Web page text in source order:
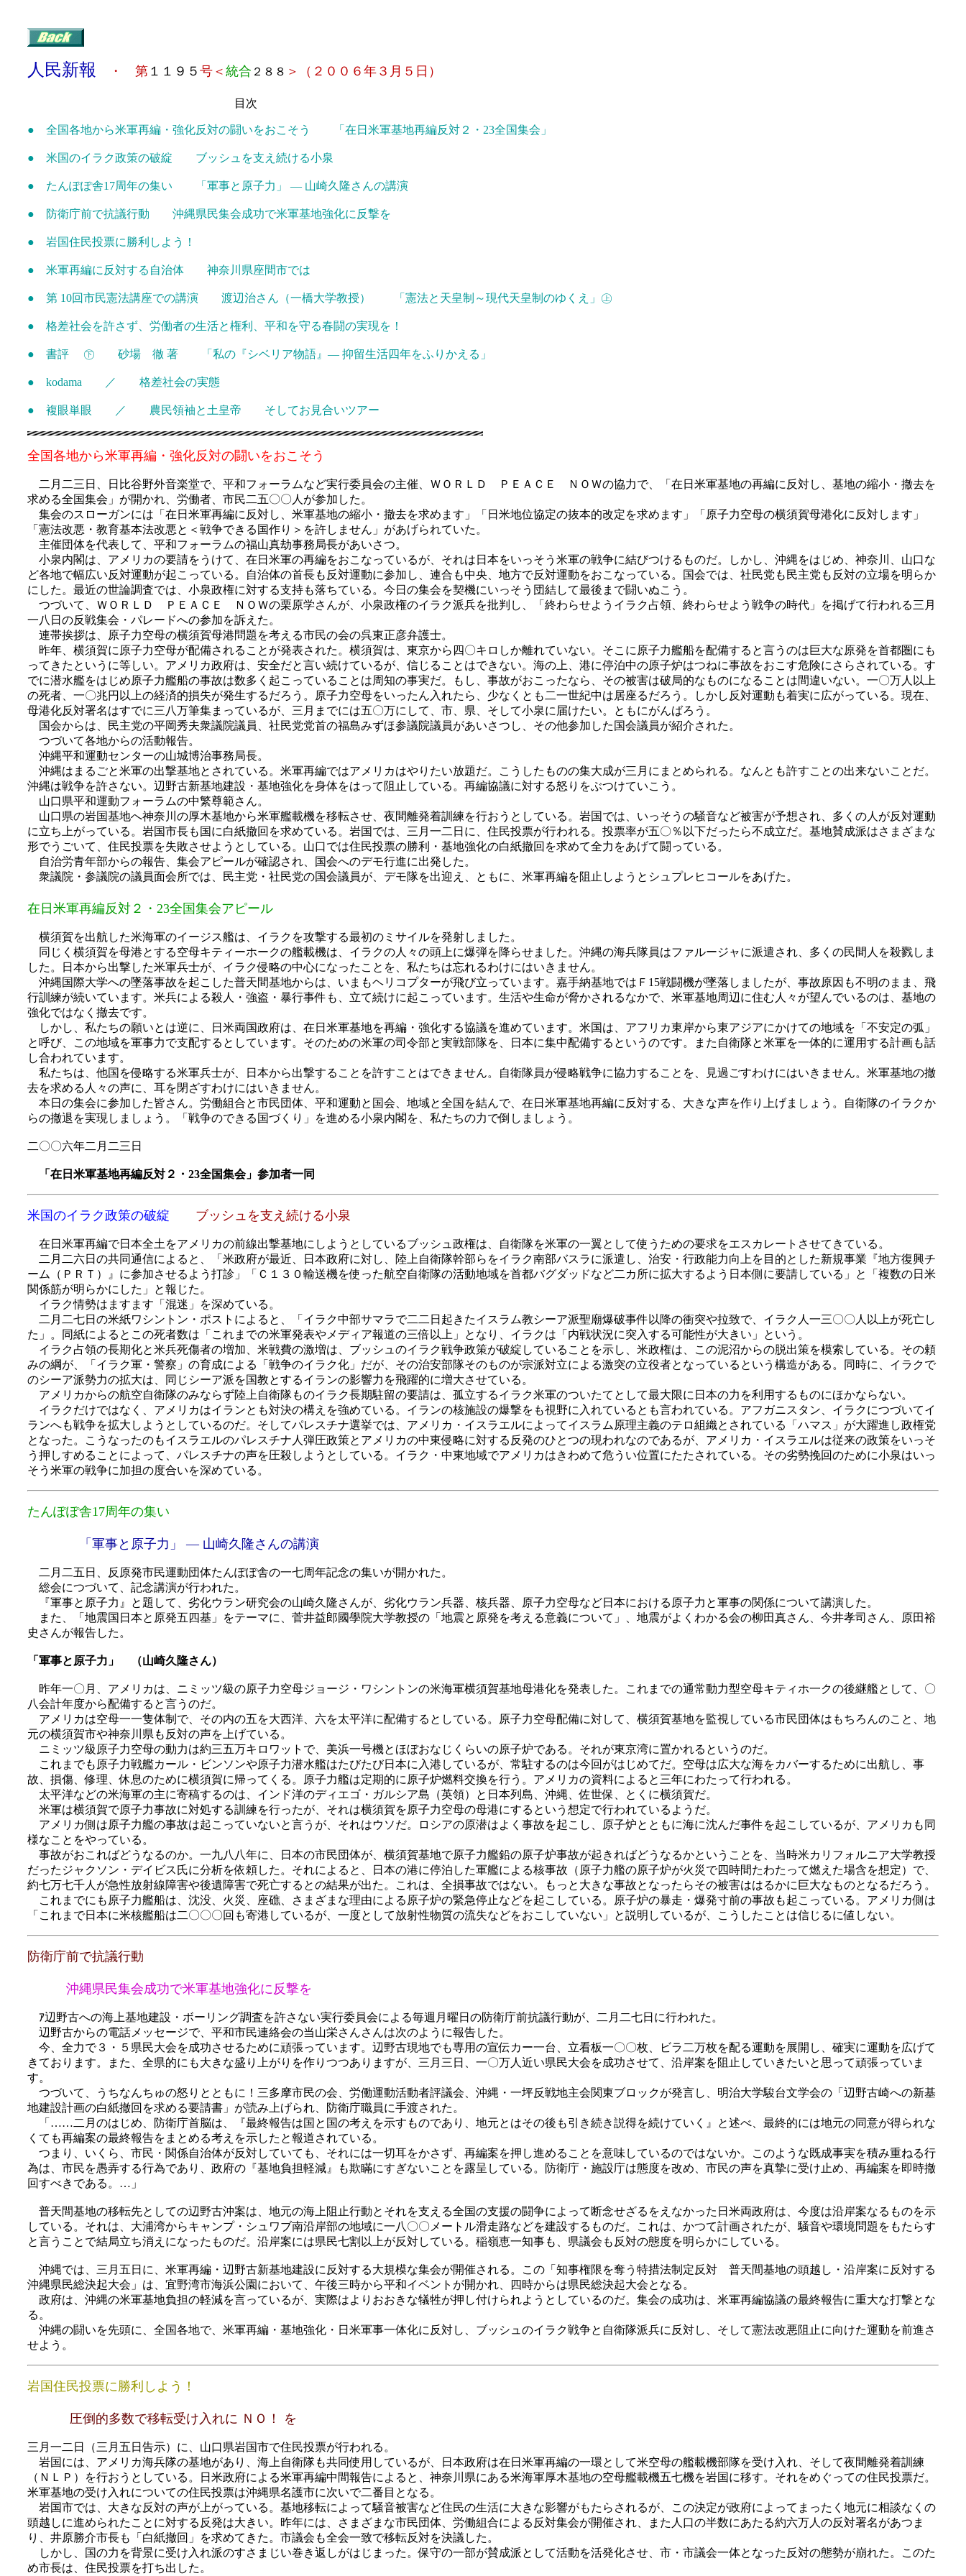
人民新報 ・ 第１１９５ 号＜ 統合 ２８８ ＞ （２００６年３月５日）
目次
● 全国各地から米軍再編・強化反対の闘いをおこそう 「在日米軍基地再編反対２・23全国集会」
● 米国のイラク政策の破綻 ブッシュを支え続ける小泉
● たんぽぽ舎17周年の集い 「軍事と原子力」 ― 山崎久隆さんの講演
● 防衛庁前で抗議行動 沖縄県民集会成功で米軍基地強化に反撃を
● 岩国住民投票に勝利しよう！
● 米軍再編に反対する自治体 神奈川県座間市では
● 第 10回市民憲法講座での講演 渡辺治さん（一橋大学教授） 「憲法と天皇制～現代天皇制のゆくえ」㊤
● 格差社会を許さず、労働者の生活と権利、平和を守る春闘の実現を！
● 書評 ㊦ 砂場 徹 著 「私の『シベリア物語』― 抑留生活四年をふりかえる」
● kodama ／ 格差社会の実態
● 複眼単眼 ／ 農民領袖と土皇帝 そしてお見合いツアー
全国各地から米軍再編・強化反対の闘いをおこそう
二月二三日、日比谷野外音楽堂で、平和フォーラムなど実行委員会の主催、ＷＯＲＬＤ ＰＥＡＣＥ ＮＯＷの協力で、「在日米軍基地の再編に反対し、基地の縮小・撤去を
求める全国集会」が開かれ、労働者、市民二五〇〇人が参加した。
集会のスローガンには「在日米軍再編に反対し、米軍基地の縮小・撤去を求めます」「日米地位協定の抜本的改定を求めます」「原子力空母の横須賀母港化に反対します」
「憲法改悪・教育基本法改悪と＜戦争できる国作り＞を許しません」があげられていた。
主催団体を代表して、平和フォーラムの福山真劫事務局長があいさつ。
小泉内閣は、アメリカの要請をうけて、在日米軍の再編をおこなっているが、それは日本をいっそう米軍の戦争に結びつけるものだ。しかし、沖縄をはじめ、神奈川、山口な
ど各地で幅広い反対運動が起こっている。自治体の首長も反対運動に参加し、連合も中央、地方で反対運動をおこなっている。国会では、社民党も民主党も反対の立場を明らか
にした。最近の世論調査では、小泉政権に対する支持も落ちている。今日の集会を契機にいっそう団結して最後まで闘いぬこう。
つづいて、ＷＯＲＬＤ ＰＥＡＣＥ ＮＯＷの栗原学さんが、小泉政権のイラク派兵を批判し、「終わらせようイラク占領、終わらせよう戦争の時代」を掲げて行われる三月
一八日の反戦集会・パレードへの参加を訴えた。
連帯挨拶は、原子力空母の横須賀母港問題を考える市民の会の呉東正彦弁護士。
昨年、横須賀に原子力空母が配備されることが発表された。横須賀は、東京から四〇キロしか離れていない。そこに原子力艦船を配備すると言うのは巨大な原発を首都圏にも
ってきたというに等しい。アメリカ政府は、安全だと言い続けているが、信じることはできない。海の上、港に停泊中の原子炉はつねに事故をおこす危険にさらされている。す
でに潜水艦をはじめ原子力艦船の事故は数多く起こっていることは周知の事実だ。もし、事故がおこったなら、その被害は破局的なものになることは間違いない。一〇万人以上
の死者、一〇兆円以上の経済的損失が発生するだろう。原子力空母をいったん入れたら、少なくとも二一世紀中は居座るだろう。しかし反対運動も着実に広がっている。現在、
母港化反対署名はすでに三八万筆集まっているが、三月までには五〇万にして、市、県、そして小泉に届けたい。ともにがんばろう。
国会からは、民主党の平岡秀夫衆議院議員、社民党党首の福島みずほ参議院議員があいさつし、その他参加した国会議員が紹介された。
つづいて各地からの活動報告。
沖縄平和運動センターの山城博治事務局長。
沖縄はまるごと米軍の出撃基地とされている。米軍再編ではアメリカはやりたい放題だ。こうしたものの集大成が三月にまとめられる。なんとも許すことの出来ないことだ。
沖縄は戦争を許さない。辺野古新基地建設・基地強化を身体をはって阻止している。再編協議に対する怒りをぶつけていこう。
山口県平和運動フォーラムの中繁尊範さん。
山口県の岩国基地へ神奈川の厚木基地から米軍艦載機を移転させ、夜間離発着訓練を行おうとしている。岩国では、いっそうの騒音など被害が予想され、多くの人が反対運動
に立ち上がっている。岩国市長も国に白紙撤回を求めている。岩国では、三月一二日に、住民投票が行われる。投票率が五〇％以下だったら不成立だ。基地賛成派はさまざまな
形でうごいて、住民投票を失敗させようとしている。山口では住民投票の勝利・基地強化の白紙撤回を求めて全力をあげて闘っている。
自治労青年部からの報告、集会アピールが確認され、国会へのデモ行進に出発した。
衆議院・参議院の議員面会所では、民主党・社民党の国会議員が、デモ隊を出迎え、ともに、米軍再編を阻止しようとシュプレヒコールをあげた。
在日米軍再編反対２・23全国集会アピール
横須賀を出航した米海軍のイージス艦は、イラクを攻撃する最初のミサイルを発射しました。
同じく横須賀を母港とする空母キティーホークの艦載機は、イラクの人々の頭上に爆弾を降らせました。沖縄の海兵隊員はファルージャに派遣され、多くの民間人を殺戮しま
した。日本から出撃した米軍兵士が、イラク侵略の中心になったことを、私たちは忘れるわけにはいきません。
沖縄国際大学への墜落事故を起こした普天間基地からは、いまもヘリコプターが飛び立っています。嘉手納基地ではＦ15戦闘機が墜落しましたが、事故原因も不明のまま、飛
行訓練が続いています。米兵による殺人・強盗・暴行事件も、立て続けに起こっています。生活や生命が脅かされるなかで、米軍基地周辺に住む人々が望んでいるのは、基地の
強化ではなく撤去です。
しかし、私たちの願いとは逆に、日米両国政府は、在日米軍基地を再編・強化する協議を進めています。米国は、アフリカ東岸から東アジアにかけての地域を「不安定の弧」
と呼び、この地域を軍事力で支配するとしています。そのための米軍の司令部と実戦部隊を、日本に集中配備するというのです。また自衛隊と米軍を一体的に運用する計画も話
し合われています。
私たちは、他国を侵略する米軍兵士が、日本から出撃することを許すことはできません。自衛隊員が侵略戦争に協力することを、見過ごすわけにはいきません。米軍基地の撤
去を求める人々の声に、耳を閉ざすわけにはいきません。
本日の集会に参加した皆さん。労働組合と市民団体、平和運動と国会、地域と全国を結んで、在日米軍基地再編に反対する、大きな声を作り上げましょう。自衛隊のイラクか
らの撤退を実現しましょう。「戦争のできる国づくり」を進める小泉内閣を、私たちの力で倒しましょう。
二〇〇六年二月二三日
「在日米軍基地再編反対２・23全国集会」参加者一同
米国のイラク政策の破綻 ブッシュを支え続ける小泉
在日米軍再編で日本全土をアメリカの前線出撃基地にしようとしているブッシュ政権は、自衛隊を米軍の一翼として使うための要求をエスカレートさせてきている。
二月二六日の共同通信によると、「米政府が最近、日本政府に対し、陸上自衛隊幹部らをイラク南部バスラに派遣し、治安・行政能力向上を目的とした新規事業『地方復興チ
ーム（ＰＲＴ）』に参加させるよう打診」「Ｃ１３０輸送機を使った航空自衛隊の活動地域を首都バグダッドなど二カ所に拡大するよう日本側に要請している」と「複数の日米
関係筋が明らかにした」と報じた。
イラク情勢はますます「混迷」を深めている。
二月二七日の米紙ワシントン・ポストによると、「イラク中部サマラで二二日起きたイスラム教シーア派聖廟爆破事件以降の衝突や拉致で、イラク人一三〇〇人以上が死亡し
た」。同紙によるとこの死者数は「これまでの米軍発表やメディア報道の三倍以上」となり、イラクは「内戦状況に突入する可能性が大きい」という。
イラク占領の長期化と米兵死傷者の増加、米戦費の激増は、ブッシュのイラク戦争政策が破綻していることを示し、米政権は、この泥沼からの脱出策を模索している。その頼
みの綱が、「イラク軍・警察」の育成による「戦争のイラク化」だが、その治安部隊そのものが宗派対立による激突の立役者となっているという構造がある。同時に、イラクで
のシーア派勢力の拡大は、同じシーア派を国教とするイランの影響力を飛躍的に増大させている。
アメリカからの航空自衛隊のみならず陸上自衛隊ものイラク長期駐留の要請は、孤立するイラク米軍のついたてとして最大限に日本の力を利用するものにほかならない。
イラクだけではなく、アメリカはイランとも対決の構えを強めている。イランの核施設の爆撃をも視野に入れているとも言われている。アフガニスタン、イラクにつづいてイ
ランへも戦争を拡大しようとしているのだ。そしてパレスチナ選挙では、アメリカ・イスラエルによってイスラム原理主義のテロ組織とされている「ハマス」が大躍進し政権党
となった。こうなったのもイスラエルのパレスチナ人弾圧政策とアメリカの中東侵略に対する反発のひとつの現われなのであるが、アメリカ・イスラエルは従来の政策をいっそ
う押しすめることによって、パレスチナの声を圧殺しようとしている。イラク・中東地域でアメリカはきわめて危うい位置にたたされている。その劣勢挽回のために小泉はいっ
そう米軍の戦争に加担の度合いを深めている。
たんぽぽ舎17周年の集い
「軍事と原子力」 ― 山崎久隆さんの講演
二月二五日、反原発市民運動団体たんぽぽ舎の一七周年記念の集いが開かれた。
総会につづいて、記念講演が行われた。
『軍事と原子力』と題して、劣化ウラン研究会の山崎久隆さんが、劣化ウラン兵器、核兵器、原子力空母など日本における原子力と軍事の関係について講演した。
また、「地震国日本と原発五四基」をテーマに、菅井益郎國學院大学教授の「地震と原発を考える意義について」、地震がよくわかる会の柳田真さん、今井孝司さん、原田裕
史さんが報告した。
「軍事と原子力」 （山崎久隆さん）
昨年一〇月、アメリカは、ニミッツ級の原子力空母ジョージ・ワシントンの米海軍横須賀基地母港化を発表した。これまでの通常動力型空母キティホ一クの後継艦として、〇
八会計年度から配備すると言うのだ。
アメリカは空母一一隻体制で、その内の五を大西洋、六を太平洋に配備するとしている。原子力空母配備に対して、横須賀基地を監視している市民団体はもちろんのこと、地
元の横須賀市や神奈川県も反対の声を上げている。
ニミッツ級原子力空母の動力は約三五万キロワットで、美浜一号機とほぼおなじくらいの原子炉である。それが東京湾に置かれるというのだ。
これまでも原子力戦艦カール・ビンソンや原子力潜水艦はたびたび日本に入港しているが、常駐するのは今回がはじめてだ。空母は広大な海をカバーするために出航し、事
故、損傷、修理、休息のために横須賀に帰ってくる。原子力艦は定期的に原子炉燃料交換を行う。アメリカの資料によると三年にわたって行われる。
太平洋などの米海軍の主に寄稿するのは、インド洋のディエゴ・ガルシア島（英領）と日本列島、沖縄、佐世保、とくに横須賀だ。
米軍は横須賀で原子力事故に対処する訓練を行ったが、それは横須賀を原子力空母の母港にするという想定で行われているようだ。
アメリカ側は原子力艦の事故は起こっていないと言うが、それはウソだ。ロシアの原潜はよく事故を起こし、原子炉とともに海に沈んだ事件を起こしているが、アメリカも同
様なことをやっている。
事故がおこればどうなるのか。一九八八年に、日本の市民団体が、横須賀基地で原子力艦鉛の原子炉事故が起きればどうなるかということを、当時米カリフォルニア大学教授
だったジャクソン・デイビス氏に分析を依頼した。それによると、日本の港に停泊した軍艦による核事故（原子力艦の原子炉が火災で四時間たわたって燃えた場含を想定）で、
約七万七千人が急性放射線障害や後遺障害で死亡するとの結果が出た。これは、全損事故ではない。もっと大きな事故となったらその被害ははるかに巨大なものとなるだろう。
これまでにも原子力艦船は、沈没、火災、座礁、さまざまな理由による原子炉の緊急停止などを起こしている。原子炉の暴走・爆発寸前の事故も起こっている。アメリカ側は
「これまで日本に米核艦船は二〇〇〇回も寄港しているが、一度として放射性物質の流失などをおこしていない」と説明しているが、こうしたことは信じるに値しない。
防衛庁前で抗議行動
沖縄県民集会成功で米軍基地強化に反撃を
ｱ辺野古への海上基地建設・ボーリング調査を許さない実行委員会による毎週月曜日の防衛庁前抗議行動が、二月二七日に行われた。
辺野古からの電話メッセージで、平和市民連絡会の当山栄さんさんは次のように報告した。
今、全力で３・５県民大会を成功させるために頑張っています。辺野古現地でも専用の宣伝カー一台、立看板一〇〇枚、ビラ二万枚を配る運動を展開し、確実に運動を広げて
きております。また、全県的にも大きな盛り上がりを作りつつありますが、三月三日、一〇万人近い県民大会を成功させて、沿岸案を阻止していきたいと思って頑張っていま
す。
つづいて、うちなんちゅの怒りとともに！三多摩市民の会、労働運動活動者評議会、沖縄・一坪反戦地主会関東ブロックが発言し、明治大学駿台文学会の「辺野古崎への新基
地建設計画の白紙撤回を求める要請書」が読み上げられ、防衛庁職員に手渡された。
「……二月のはじめ、防衛庁首脳は、『最終報告は国と国の考えを示すものであり、地元とはその後も引き続き説得を続けていく』と述べ、最終的には地元の同意が得られな
くても再編案の最終報告をまとめる考えを示したと報道されている。
つまり、いくら、市民・関係自治体が反対していても、それには一切耳をかさず、再編案を押し進めることを意味しているのではないか。このような既成事実を積み重ねる行
為は、市民を愚弄する行為であり、政府の『基地負担軽減』も欺瞞にすぎないことを露呈している。防衛庁・施設庁は態度を改め、市民の声を真摯に受け止め、再編案を即時撤
回すべきである。…」
普天間基地の移転先としての辺野古沖案は、地元の海上阻止行動とそれを支える全国の支援の闘争によって断念せざるをえなかった日米両政府は、今度は沿岸案なるものを示
している。それは、大浦湾からキャンプ・シュワブ南沿岸部の地域に一八〇〇メートル滑走路などを建設するものだ。これは、かつて計画されたが、騒音や環境問題をもたらす
と言うことで結局立ち消えになったものだ。沿岸案には県民七割以上が反対している。稲嶺恵一知事も、県議会も反対の態度を明らかにしている。
沖縄では、三月五日に、米軍再編・辺野古新基地建設に反対する大規模な集会が開催される。この「知事権限を奪う特措法制定反対 普天間基地の頭越し・沿岸案に反対する
沖縄県民総決起大会」は、宜野湾市海浜公園において、午後三時から平和イベントが開かれ、四時からは県民総決起大会となる。
政府は、沖縄の米軍基地負担の軽減を言っているが、実際はよりおおきな犠牲が押し付けられようとしているのだ。集会の成功は、米軍再編協議の最終報告に重大な打撃とな
る。
沖縄の闘いを先頭に、全国各地で、米軍再編・基地強化・日米軍事一体化に反対し、ブッシュのイラク戦争と自衛隊派兵に反対し、そして憲法改悪阻止に向けた運動を前進さ
せよう。
岩国住民投票に勝利しよう！
圧倒的多数で移転受け入れに ＮＯ！ を
三月一二日（三月五日告示）に、山口県岩国市で住民投票が行われる。
岩国には、アメリカ海兵隊の基地があり、海上自衛隊も共同使用しているが、日本政府は在日米軍再編の一環として米空母の艦載機部隊を受け入れ、そして夜間離発着訓練
（ＮＬＰ）を行おうとしている。日米政府による米軍再編中間報告によると、神奈川県にある米海軍厚木基地の空母艦載機五七機を岩国に移す。それをめぐっての住民投票だ。
米軍基地の受け入れについての住民投票は沖縄県名護市に次いで二番目となる。
岩国市では、大きな反対の声が上がっている。基地移転によって騒音被害など住民の生活に大きな影響がもたらされるが、この決定が政府によってまったく地元に相談なくの
頭越しに進められたことに対する反発は大きい。昨年には、さまざまな市民団体、労働組合による反対集会が開催され、また人口の半数にあたる約六万人の反対署名があつま
り、井原勝介市長も「白紙撤回」を求めてきた。市議会も全会一致で移転反対を決議した。
しかし、国の力を背景に受け入れ派のすさまじい巻き返しがはじまった。保守の一部が賛成派として活動を活発化させ、市・市議会一体となった反対の態勢が崩れた。このた
め市長は、住民投票を打ち出した。